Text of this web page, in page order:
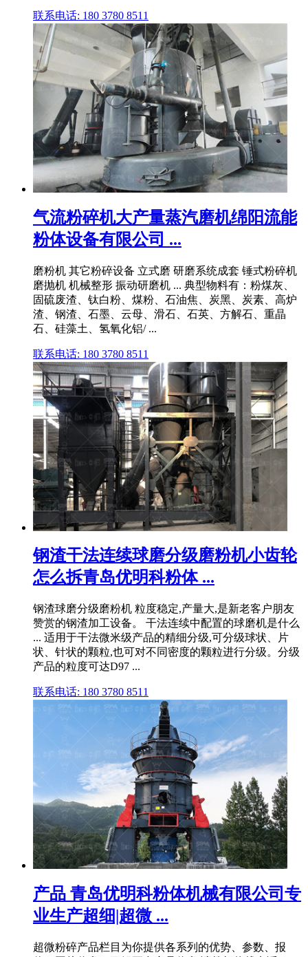
联系电话: 180 3780 8511
气流粉碎机大产量蒸汽磨机绵阳流能
粉体设备有限公司 ...
磨粉机 其它粉碎设备 立式磨 研磨系统成套 锤式粉碎机
磨抛机 机械整形 振动研磨机 ... 典型物料有：粉煤灰、
固硫废渣、钛白粉、煤粉、石油焦、炭黑、炭素、高炉
渣、钢渣、石墨、云母、滑石、石英、方解石、重晶
石、硅藻土、氢氧化铝/ ...
联系电话: 180 3780 8511
钢渣干法连续球磨分级磨粉机小齿轮
怎么拆青岛优明科粉体 ...
钢渣球磨分级磨粉机 粒度稳定,产量大,是新老客户朋友
赞赏的钢渣加工设备。 干法连续中配置的球磨机是什么
... 适用于干法微米级产品的精细分级,可分级球状、片
状、针状的颗粒,也可对不同密度的颗粒进行分级。分级
产品的粒度可达D97 ...
联系电话: 180 3780 8511
产品 青岛优明科粉体机械有限公司专
业生产超细|超微 ...
超微粉碎产品栏目为你提供各系列的优势、参数、报